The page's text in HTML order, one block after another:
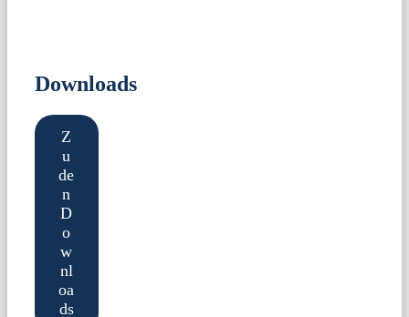
Downloads
Z
u
de
n
D
o
w
nl
oa
ds